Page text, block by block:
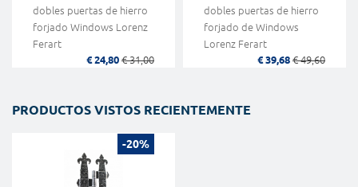
dobles puertas de hierro
forjado Windows Lorenz
Ferart
€ 24,80 € 31,00
dobles puertas de hierro
forjado de Windows
Lorenz Ferart
€ 39,68 € 49,60
PRODUCTOS VISTOS RECIENTEMENTE
-20%